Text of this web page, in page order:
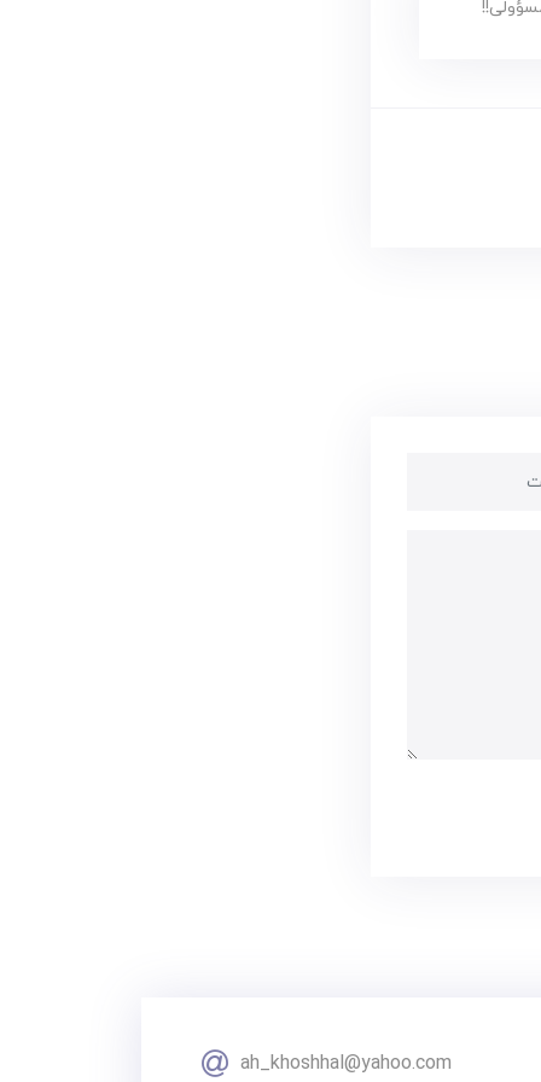
ah_khoshhal@yahoo.com